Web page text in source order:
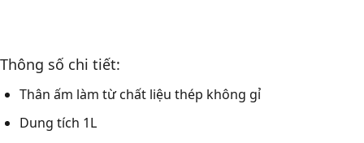
Thông số chi tiết:
Thân ấm làm từ chất liệu thép không gỉ
Dung tích 1L